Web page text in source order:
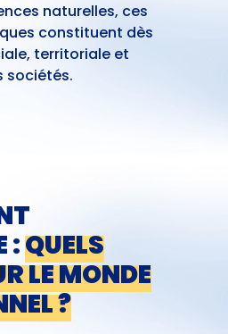
naturelles, ces
constituent dès
territoriale et
sociétés.
:QUELS
LE MONDE
?